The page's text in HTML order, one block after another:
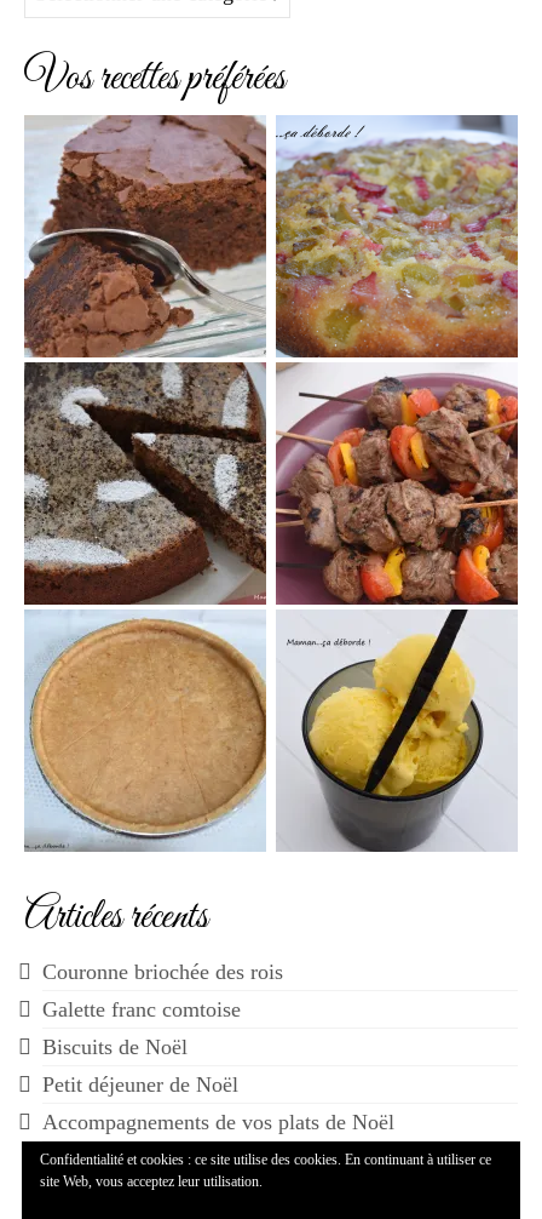
Vos recettes préférées
Articles récents
Couronne briochée des rois
Galette franc comtoise
Biscuits de Noël
Petit déjeuner de Noël
Accompagnements de vos plats de Noël
Confidentialité et cookies : ce site utilise des cookies. En continuant à utiliser ce
site Web, vous acceptez leur utilisation.